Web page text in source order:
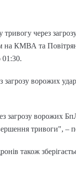
через
на КМВА та
01:30.
ворожих
загрозу ворожих
тривоги",
також